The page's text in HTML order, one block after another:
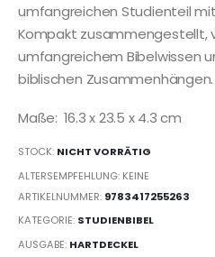
umfangreichen Studienteil
Kompakt zusammengestellt,
umfangreichem Bibelwissen
biblischen Zusammenhängen.
Maße:16.3 x 23.5 x 4.3 cm
STOCK: NICHT VORRÄTIG
ALTERSEMPFEHLUNG: KEINE
ARTIKELNUMMER: 9783417255263
KATEGORIE: STUDIENBIBEL
AUSGABE: HARTDECKEL